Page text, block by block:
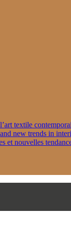
textile
new trends in
et nouvelles